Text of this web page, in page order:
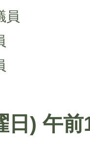
員
日) 午前